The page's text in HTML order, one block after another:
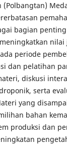
(Polbangtan)
bagian
periode
dan pelatihan
diskusi
serta
yang
bahan
produksi dan